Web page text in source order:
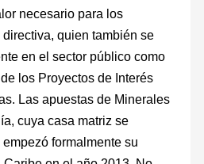
necesario para los
quien también se
en el sector público como
los Proyectos de Interés
Las apuestas de Minerales
cuya casa matriz se
formalmente su